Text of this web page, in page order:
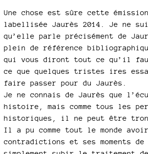
Une chose est sûre cette
labellisée Jaurès 2014. Je ne
qu’elle parle précisément de
plein de référence
qui vous diront tout ce qu’il
ce que quelques tristes ires
faire passer pour du Jaurès.
Je ne connais de Jaurès que
histoire, mais comme tous les
historiques, il ne peut être
Il a pu comme tout le monde
contradictions et ses moments